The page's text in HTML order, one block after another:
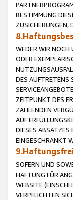
BESTIMMUNG
ZUSICHERUNGEN,
WEDER WIR NOCH
ODER
DES AUFTRETENS
ZEITPUNKT DES
ZAHLENDEN
AUF
DIESES ABSATZES
EINGESCHRÄNKT
SOFERN UND
HAFTUNG FÜR
WEBSITE
VERPFLICHTEN